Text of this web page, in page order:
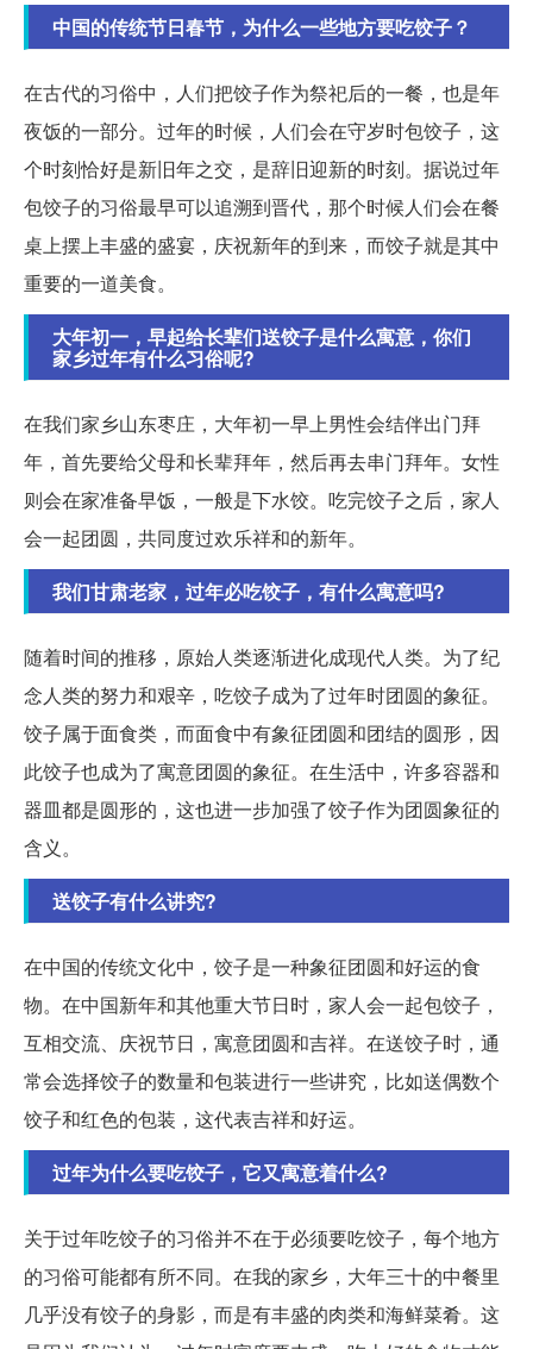
中国的传统节日春节，为什么一些地方要吃饺子？
在古代的习俗中，人们把饺子作为祭祀后的一餐，也是年
夜饭的一部分。过年的时候，人们会在守岁时包饺子，这
个时刻恰好是新旧年之交，是辞旧迎新的时刻。据说过年
包饺子的习俗最早可以追溯到晋代，那个时候人们会在餐
桌上摆上丰盛的盛宴，庆祝新年的到来，而饺子就是其中
重要的一道美食。
大年初一，早起给长辈们送饺子是什么寓意，你们
家乡过年有什么习俗呢?
在我们家乡山东枣庄，大年初一早上男性会结伴出门拜
年，首先要给父母和长辈拜年，然后再去串门拜年。女性
则会在家准备早饭，一般是下水饺。吃完饺子之后，家人
会一起团圆，共同度过欢乐祥和的新年。
我们甘肃老家，过年必吃饺子，有什么寓意吗?
随着时间的推移，原始人类逐渐进化成现代人类。为了纪
念人类的努力和艰辛，吃饺子成为了过年时团圆的象征。
饺子属于面食类，而面食中有象征团圆和团结的圆形，因
此饺子也成为了寓意团圆的象征。在生活中，许多容器和
器皿都是圆形的，这也进一步加强了饺子作为团圆象征的
含义。
送饺子有什么讲究?
在中国的传统文化中，饺子是一种象征团圆和好运的食
物。在中国新年和其他重大节日时，家人会一起包饺子，
互相交流、庆祝节日，寓意团圆和吉祥。在送饺子时，通
常会选择饺子的数量和包装进行一些讲究，比如送偶数个
饺子和红色的包装，这代表吉祥和好运。
过年为什么要吃饺子，它又寓意着什么?
关于过年吃饺子的习俗并不在于必须要吃饺子，每个地方
的习俗可能都有所不同。在我的家乡，大年三十的中餐里
几乎没有饺子的身影，而是有丰盛的肉类和海鲜菜肴。这